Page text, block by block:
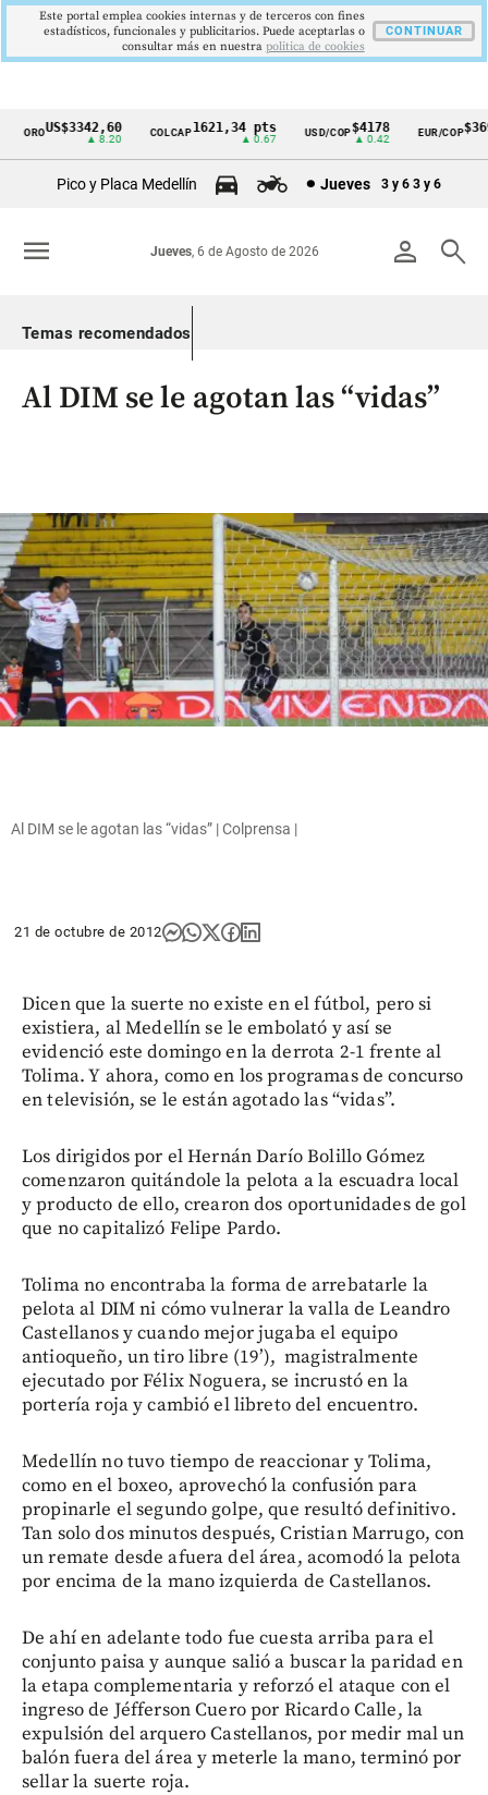
Cintillo
Colombia
OROUS$3342,60
▲ 8.20
COLCAP1621,34 pts
▲ 0.67
USD/COP$4178
▲ 0.42
EUR/COP$3697
Pico y Placa Medellín Jueves 3 y 6 3 y 6
person search
Jueves, 6 de Agosto de 2026
menu
Temas recomendados
Al DIM se le agotan las “vidas”
Al DIM se le agotan las “vidas” | Colprensa |
21 de octubre de 2012
Dicen que la suerte no existe en el fútbol, pero si
existiera, al Medellín se le embolató y así se
evidenció este domingo en la derrota 2-1 frente al
Tolima. Y ahora, como en los programas de concurso
en televisión, se le están agotado las “vidas”.
Los dirigidos por el Hernán Darío Bolillo Gómez
comenzaron quitándole la pelota a la escuadra local
y producto de ello, crearon dos oportunidades de gol
que no capitalizó Felipe Pardo.
Tolima no encontraba la forma de arrebatarle la
pelota al DIM ni cómo vulnerar la valla de Leandro
Castellanos y cuando mejor jugaba el equipo
antioqueño, un tiro libre (19’), magistralmente
ejecutado por Félix Noguera, se incrustó en la
portería roja y cambió el libreto del encuentro.
Medellín no tuvo tiempo de reaccionar y Tolima,
como en el boxeo, aprovechó la confusión para
propinarle el segundo golpe, que resultó definitivo.
Tan solo dos minutos después, Cristian Marrugo, con
un remate desde afuera del área, acomodó la pelota
por encima de la mano izquierda de Castellanos.
De ahí en adelante todo fue cuesta arriba para el
conjunto paisa y aunque salió a buscar la paridad en
la etapa complementaria y reforzó el ataque con el
ingreso de Jéfferson Cuero por Ricardo Calle, la
expulsión del arquero Castellanos, por medir mal un
balón fuera del área y meterle la mano, terminó por
sellar la suerte roja.
Este portal emplea cookies internas y de terceros con fines
estadísticos, funcionales y publicitarios. Puede aceptarlas o
consultar más en nuestra politica de cookies
CONTINUAR